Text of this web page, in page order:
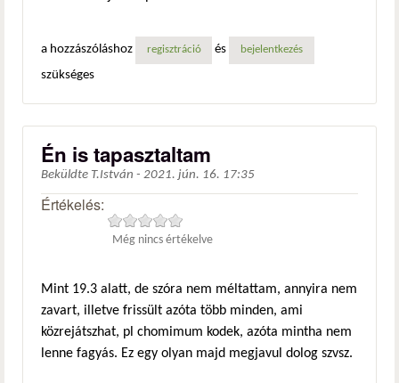
a hozzászóláshoz regisztráció és bejelentkezés
szükséges
Én is tapasztaltam
Beküldte T.István - 2021. jún. 16. 17:35
Értékelés:
Még nincs értékelve
Mint 19.3 alatt, de szóra nem méltattam, annyira nem
zavart, illetve frissült azóta több minden, ami
közrejátszhat, pl chomimum kodek, azóta mintha nem
lenne fagyás. Ez egy olyan majd megjavul dolog szvsz.